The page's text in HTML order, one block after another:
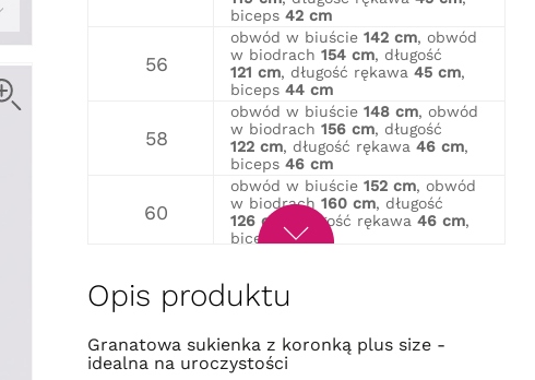
biceps 42 cm
56
obwód w biuście 142 cm, obwód
w biodrach 154 cm, długość
121 cm, długość rękawa 45 cm,
biceps 44 cm
58
obwód w biuście 148 cm, obwód
w biodrach 156 cm, długość
122 cm, długość rękawa 46 cm,
biceps 46 cm
60
obwód w biuście 152 cm, obwód
w biodrach 160 cm, długość
126 cm
, długość rękawa 46 cm,
biceps
48 cm
62
128 cm , długość rękawa
biceps
64
obwód w biuście 162 cm
w biodrach 172 cm, długość
129 cm, długość rękawa
Opis produktu
Granatowa sukienka z koronką plus size -
idealna na uroczystości